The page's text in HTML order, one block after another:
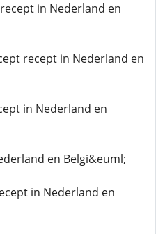
in Nederland en
recept in Nederland en
in Nederland en
en Belgi&euml;
in Nederland en